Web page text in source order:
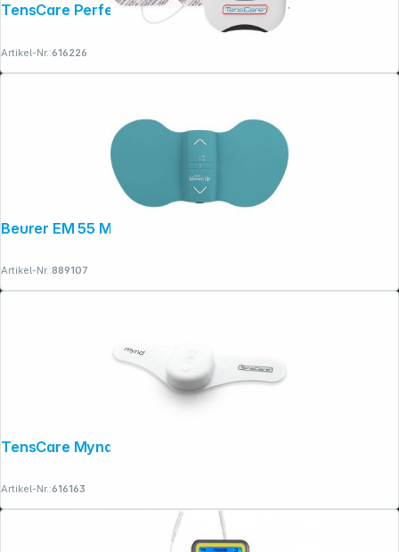
TensCare Perfect EMS Muskelstimulator
Artikel-Nr.:616226
Beurer EM 55 Menstrual Relax+
Artikel-Nr.:889107
Artikel-Nr.:616163